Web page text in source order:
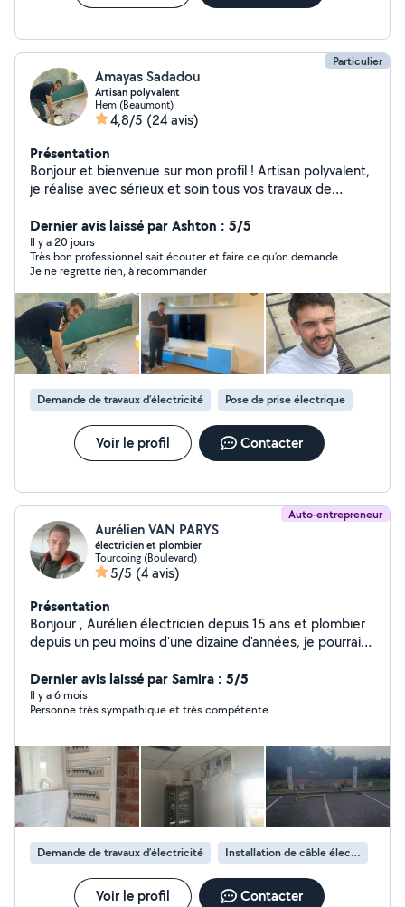
Particulier
Amayas Sadadou
Artisan polyvalent
Hem (Beaumont)
4,8/5 (24 avis)
Présentation
Bonjour et bienvenue sur mon profil ! Artisan polyvalent,
je réalise avec sérieux et soin tous vos travaux de
intérieure (murs, plafonds, portes) Pose de parquet, sol
PVC et stratifié Pose de carrelage Montage et
installation de cuisines Montage de meubles de toutes
marques Fixation d'étagères, tringles, TV, miroirs, lustres
et luminaires Petits travaux de plomberie et d'électricité
Enduit, rebouchage, finitions et réparations Tous types
de travaux de bricolage et d'aménagement intérieur Je
travaille avec rigueur, ponctualité et le souci du détail
afin de garantir un résultat propre et durable. Je
m'adapte à chaque projet et je reste à votre écoute
pour répondre à vos besoins.
Dernier avis laissé par Ashton : 5/5
Il y a 20 jours
Très bon professionnel sait écouter et faire ce qu’on demande.
Je ne regrette rien, à recommander
Demande de travaux d’électricité Pose de prise électrique
Voir le profil Contacter
Auto-entrepreneur
Aurélien VAN PARYS
électricien et plombier
Tourcoing (Boulevard)
5/5 (4 avis)
Présentation
Bonjour , Aurélien électricien depuis 15 ans et plombier
depuis un peu moins d'une dizaine d'années, je pourrais
rénovation ou même un projet dans le neuf , riche
d'expériences depuis un quinzaine d'années avec plaisir
de pouvoir embellir ou améliorer votre confort de vie
Dernier avis laissé par Samira : 5/5
Il y a 6 mois
Personne très sympathique et très compétente
Demande de travaux d’électricité Installation de câble électrique
Voir le profil Contacter